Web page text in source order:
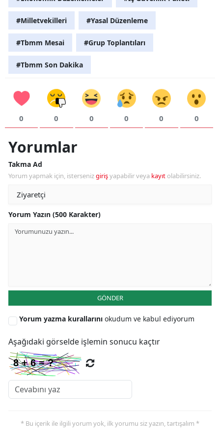
#Milletvekilleri #Yasal Düzenleme
#Tbmm Mesai #Grup Toplantıları
#Tbmm Son Dakika
0 0 0 0 0 0
Yorumlar
Takma Ad
Yorum yapmak için, istersenizgirişyapabilir veya kayıt olabilirsiniz.
Yorum Yazın (500 Karakter)
GÖNDER
Yorum yazma kurallarını okudum ve kabul ediyorum
Aşağıdaki görselde işlemin sonucu kaçtır
* Bu içerik ile ilgili yorum yok, ilk yorumu siz yazın, tartışalım *